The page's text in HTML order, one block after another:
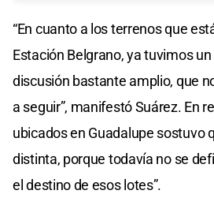
“En cuanto a los terrenos que
Estación Belgrano, ya tuvimos
discusión bastante amplio, que
a seguir”, manifestó Suárez. En
ubicados en Guadalupe sostuvo
distinta, porque todavía no se
el destino de esos lotes”.